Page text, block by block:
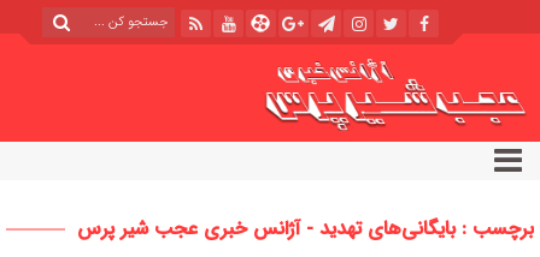
برچسب : بایگانی‌های تهدید - آژانس خبری عجب شیر پرس